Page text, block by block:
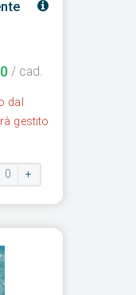
/ cad.
dal
gestito
+